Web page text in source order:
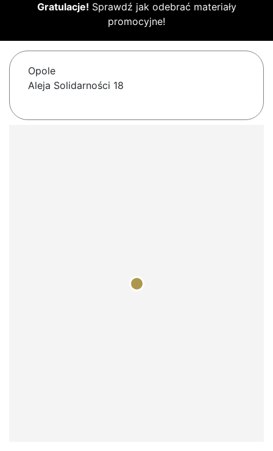
Gratulacje! Sprawdź jak odebrać materiały
promocyjne!
Opole
Aleja Solidarności 18